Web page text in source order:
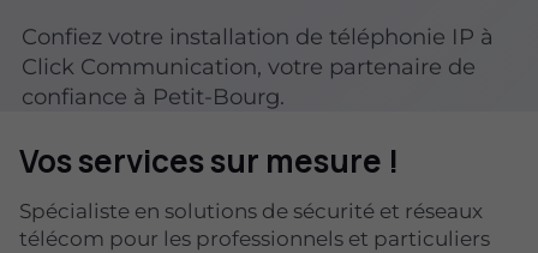
Confiez votre installation de téléphonie IP à
Click Communication, votre partenaire de
confiance à Petit-Bourg.
Vos services sur mesure !
Spécialiste en solutions de sécurité et réseaux
télécom pour les professionnels et particuliers